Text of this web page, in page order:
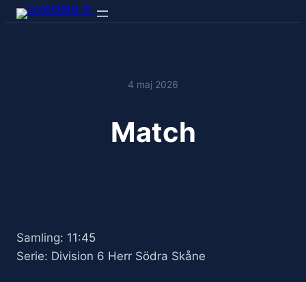
4 maj 2026
Match
Samling: 11:45
Serie: Division 6 Herr Södra Skåne